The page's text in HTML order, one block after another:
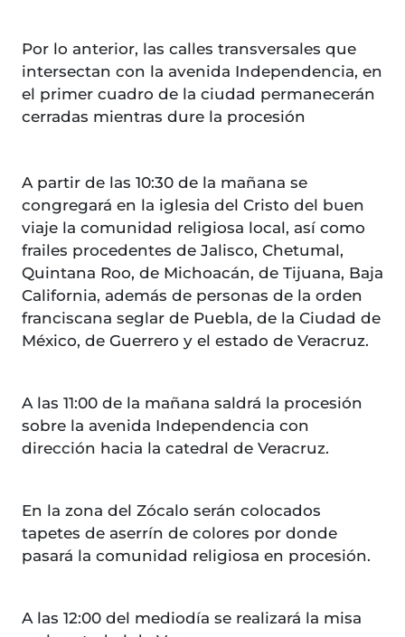
Por lo anterior, las calles transversales que
intersectan con la avenida Independencia, en
el primer cuadro de la ciudad permanecerán
cerradas mientras dure la procesión
A partir de las 10:30 de la mañana se
congregará en la iglesia del Cristo del buen
viaje la comunidad religiosa local, así como
frailes procedentes de Jalisco, Chetumal,
Quintana Roo, de Michoacán, de Tijuana, Baja
California, además de personas de la orden
franciscana seglar de Puebla, de la Ciudad de
México, de Guerrero y el estado de Veracruz.
A las 11:00 de la mañana saldrá la procesión
sobre la avenida Independencia con
dirección hacia la catedral de Veracruz.
En la zona del Zócalo serán colocados
tapetes de aserrín de colores por donde
pasará la comunidad religiosa en procesión.
A las 12:00 del mediodía se realizará la misa